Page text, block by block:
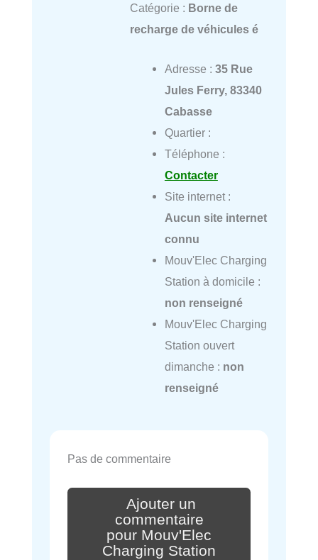
Catégorie : Borne de
recharge de véhicules é
Adresse : 35 Rue
Jules Ferry, 83340
Cabasse
Quartier :
Téléphone :
Contacter
Site internet :
Aucun site internet
connu
Mouv'Elec Charging
Station à domicile :
non renseigné
Mouv'Elec Charging
Station ouvert
dimanche : non
renseigné
Pas de commentaire
Ajouter un
commentaire
pour Mouv'Elec
Charging Station